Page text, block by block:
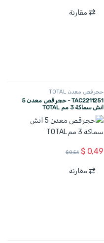
مقارنة
حجر قص معدن TOTAL
TAC2211251 - حجر قص معدن 5
انش سماكة 3 مم TOTAL
$0,49
$0,54
مقارنة